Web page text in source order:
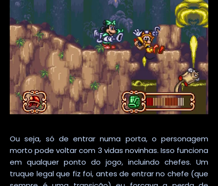
Ou seja, só de entrar numa porta, o personagem
morto pode voltar com 3 vidas novinhas. Isso funciona
em qualquer ponto do jogo, incluindo chefes. Um
truque legal que fiz foi, antes de entrar no chefe (que